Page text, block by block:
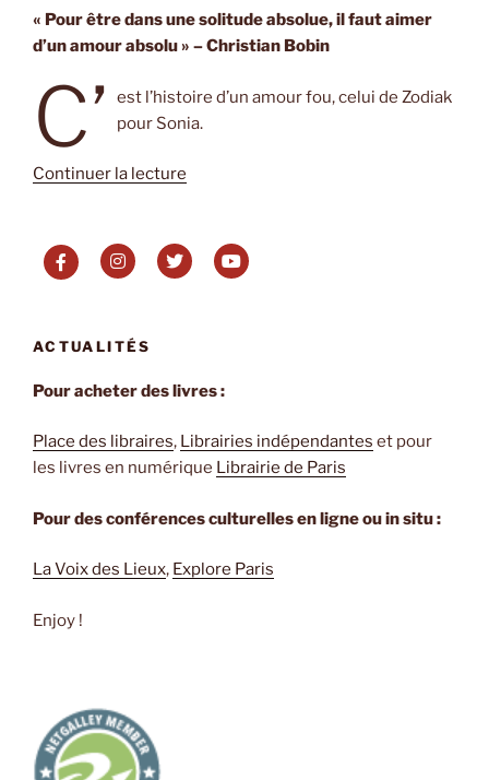
« Pour être dans une solitude absolue, il faut aimer
d’un amour absolu » – Christian Bobin
C’
est l’histoire d’un amour fou, celui de Zodiak
pour Sonia.
Continuer la lecture
des
chiens
ACTUALITÉS
Pour acheter des livres :
Place des libraires, Librairies indépendantes et pour
les livres en numérique Librairie de Paris
Pour des conférences culturelles en ligne ou in situ :
La Voix des Lieux, Explore Paris
Enjoy !